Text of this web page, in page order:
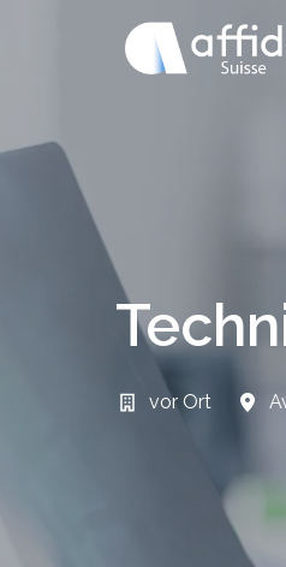
Startseite
vor Ort